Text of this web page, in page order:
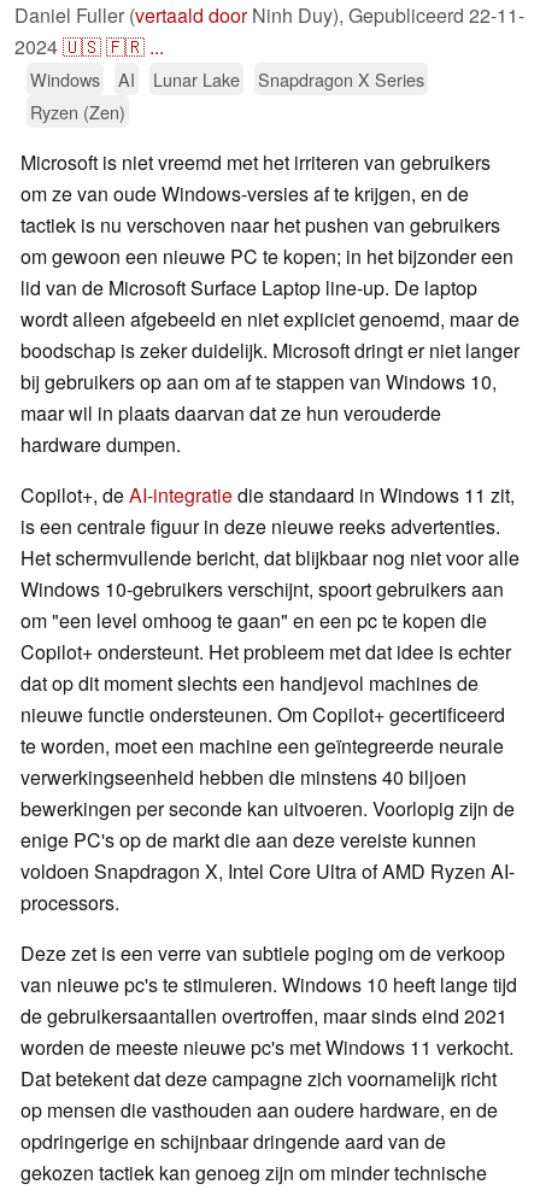
Daniel Fuller (vertaald doorNinh Duy), Gepubliceerd 22-11-
2024🇺🇸🇫🇷 ...
Windows AI Lunar Lake
Snapdragon X Series
Ryzen (Zen)
Microsoft is niet vreemd met het irriteren van gebruikers
om ze van oude Windows-versies af te krijgen, en de
tactiek is nu verschoven naar het pushen van gebruikers
om gewoon een nieuwe PC te kopen; in het bijzonder een
lid van de Microsoft Surface Laptop line-up. De laptop
wordt alleen afgebeeld en niet expliciet genoemd, maar de
boodschap is zeker duidelijk. Microsoft dringt er niet langer
bij gebruikers op aan om af te stappen van Windows 10,
maar wil in plaats daarvan dat ze hun verouderde
hardware dumpen.
Copilot+, deAI-integratiedie standaard in Windows 11 zit,
is een centrale figuur in deze nieuwe reeks advertenties.
Het schermvullende bericht, dat blijkbaar nog niet voor alle
Windows 10-gebruikers verschijnt, spoort gebruikers aan
om "een level omhoog te gaan" en een pc te kopen die
Copilot+ ondersteunt. Het probleem met dat idee is echter
dat op dit moment slechts een handjevol machines de
nieuwe functie ondersteunen. Om Copilot+ gecertificeerd
te worden, moet een machine een geïntegreerde neurale
verwerkingseenheid hebben die minstens 40 biljoen
bewerkingen per seconde kan uitvoeren. Voorlopig zijn de
enige PC's op de markt die aan deze vereiste kunnen
voldoen Snapdragon X, Intel Core Ultra of AMD Ryzen AI-
processors.
Deze zet is een verre van subtiele poging om de verkoop
van nieuwe pc's te stimuleren. Windows 10 heeft lange tijd
de gebruikersaantallen overtroffen, maar sinds eind 2021
worden de meeste nieuwe pc's met Windows 11 verkocht.
Dat betekent dat deze campagne zich voornamelijk richt
op mensen die vasthouden aan oudere hardware, en de
opdringerige en schijnbaar dringende aard van de
gekozen tactiek kan genoeg zijn om minder technische